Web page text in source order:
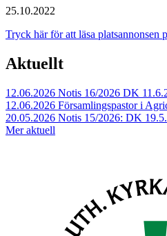
25.10.2022
Tryck här för att läsa platsannonsen
Aktuellt
12.06.2026 Notis 16/2026 DK
12.06.2026 Församlingspastor i
20.05.2026 Notis 15/2026: DK
Mer aktuell